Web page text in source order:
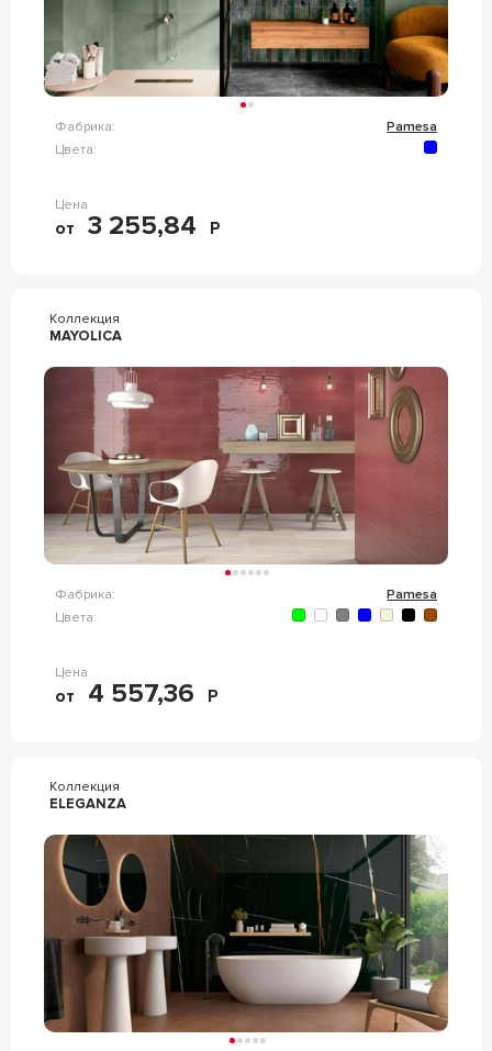
Фабрика:
Pamesa
Цвета:
Цена
от 3 255,84 Р
Коллекция
MAYOLICA
Фабрика:
Pamesa
Цвета:
Цена
от 4 557,36 Р
Коллекция
ELEGANZA